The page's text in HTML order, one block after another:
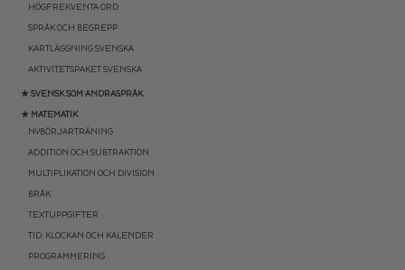
HÖGFREKVENTA ORD
SPRÅK OCH BEGREPP
KARTLÄGGNING SVENSKA
AKTIVITETSPAKET SVENSKA
★ SVENSK SOM ANDRASPRÅK
★ MATEMATIK
NYBÖRJARTRÄNING
ADDITION OCH SUBTRAKTION
MULTIPLIKATION OCH DIVISION
BRÅK
TEXTUPPGIFTER
TID: KLOCKAN OCH KALENDER
PROGRAMMERING